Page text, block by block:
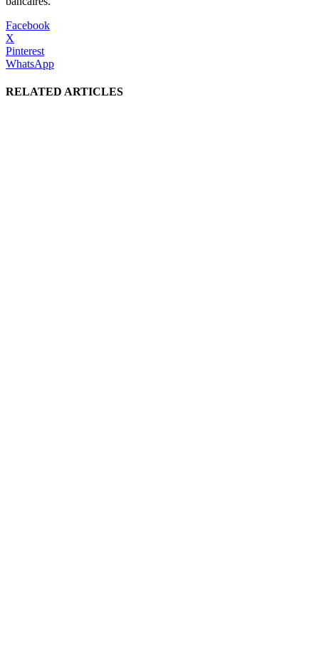
Facebook
X
Pinterest
WhatsApp
RELATED ARTICLES